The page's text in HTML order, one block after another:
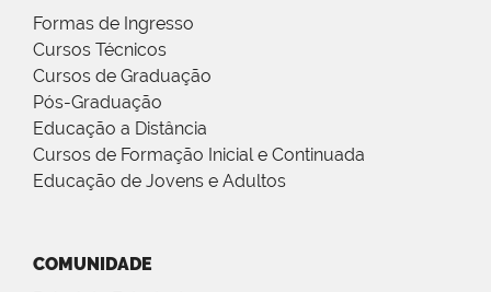
Formas de Ingresso
Cursos Técnicos
Cursos de Graduação
Pós-Graduação
Educação a Distância
Cursos de Formação Inicial e Continuada
Educação de Jovens e Adultos
COMUNIDADE